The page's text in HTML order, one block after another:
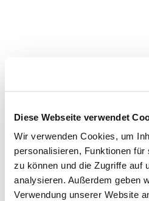
Diese Webseite verwendet
Wir verwenden Cookies, um
personalisieren, Funktionen
zu können und die Zugriffe auf
analysieren. Außerdem geben
Verwendung unserer Website